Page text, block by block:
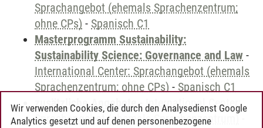
Sprachangebot (ehemals Sprachenzentrum;
ohne CPs) - Spanisch C1
Masterprogramm Sustainability:
Sustainability Science: Governance and Law -
International Center: Sprachangebot (ehemals
Sprachenzentrum; ohne CPs) - Spanisch C1
zusätzliche Angebote- International Center:
Sprachangebot (ehemals Sprachenzentrum)
Wir verwenden Cookies, die durch den Analysedienst Google
Analytics gesetzt und auf denen personenbezogene